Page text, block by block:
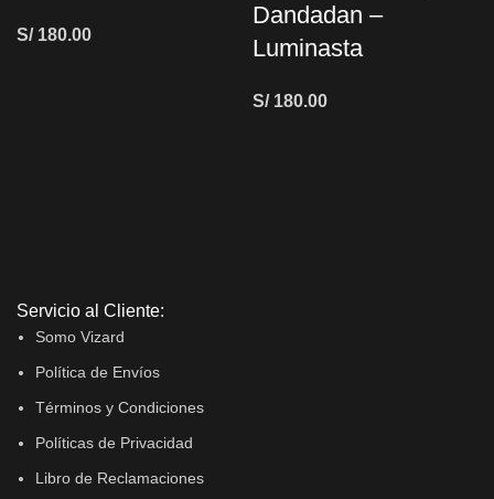
S/180.00
Dandadan –
Luminasta
S/180.00
Servicio al Cliente:
Somo Vizard
Política de Envíos
Términos y Condiciones
Políticas de Privacidad
Libro de Reclamaciones